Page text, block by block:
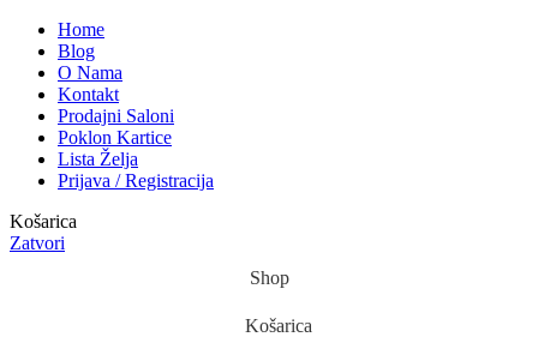
Home
Blog
O Nama
Kontakt
Prodajni Saloni
Poklon Kartice
Lista Želja
Prijava / Registracija
Košarica
Zatvori
Shop
Košarica